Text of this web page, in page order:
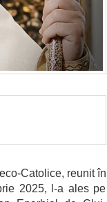
Catolice, reunit în
2025, l-a ales pe